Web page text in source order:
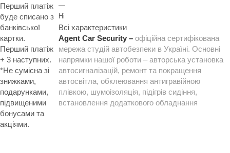
Перший платіж
буде списано з
банківської
картки.
Перший платіж
+ 3 наступних.
*Не сумісна зі
знижками,
подарунками,
підвищеними
бонусами та
акціями.
—
Ні
Всі характеристики
Agent Car Security – офіційна сертифікована
мережа студій автобезпеки в Україні. Основні
напрямки нашої роботи – авторська установка
автосигналізацій, ремонт та покращення
автосвітла, обклеювання антигравійною
плівкою, шумоізоляція, підігрів сидіння,
встановлення додаткового обладнання